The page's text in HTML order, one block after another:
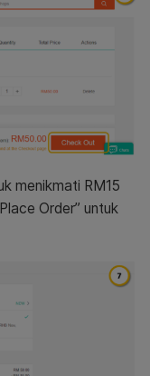
menikmati RM15
Order” untuk